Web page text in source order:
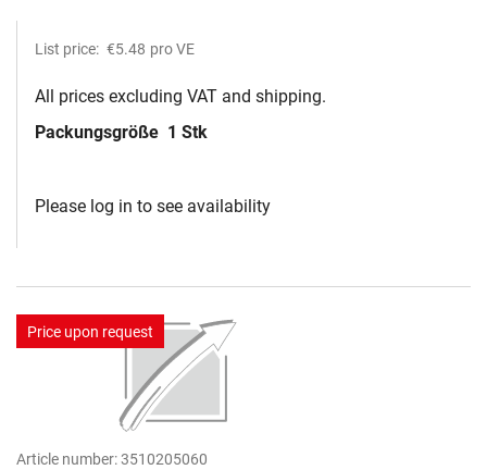
List price: €5.48 pro VE
All prices excluding VAT and shipping.
Packungsgröße 1 Stk
Please log in to see availability
Price upon request
Article number:3510205060